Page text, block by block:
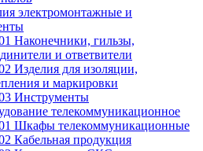
электромонтажные и
Наконечники, гильзы,
и ответвители
Изделия для изоляции,
и маркировки
Инструменты
телекоммуникационное
Шкафы телекоммуникационные
Кабельная продукция